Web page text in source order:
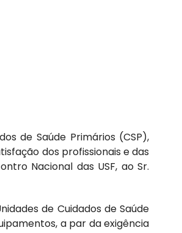
de Saúde Primários (CSP),
dos profissionais e das
Nacional das USF, ao Sr.
de Cuidados de Saúde
a par da exigência